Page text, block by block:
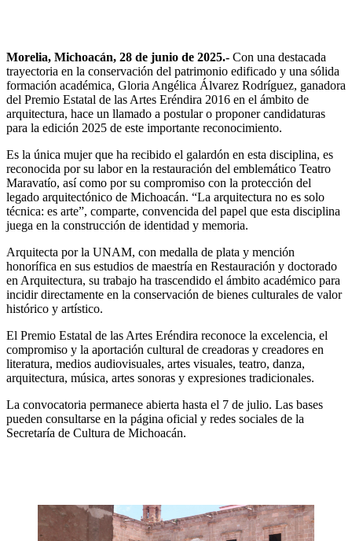
Morelia, Michoacán, 28 de junio de 2025.- Con una destacada
trayectoria en la conservación del patrimonio edificado y una sólida
formación académica, Gloria Angélica Álvarez Rodríguez, ganadora
del Premio Estatal de las Artes Eréndira 2016 en el ámbito de
arquitectura, hace un llamado a postular o proponer candidaturas
para la edición 2025 de este importante reconocimiento.
Es la única mujer que ha recibido el galardón en esta disciplina, es
reconocida por su labor en la restauración del emblemático Teatro
Maravatío, así como por su compromiso con la protección del
legado arquitectónico de Michoacán. “La arquitectura no es solo
técnica: es arte”, comparte, convencida del papel que esta disciplina
juega en la construcción de identidad y memoria.
Arquitecta por la UNAM, con medalla de plata y mención
honorífica en sus estudios de maestría en Restauración y doctorado
en Arquitectura, su trabajo ha trascendido el ámbito académico para
incidir directamente en la conservación de bienes culturales de valor
histórico y artístico.
El Premio Estatal de las Artes Eréndira reconoce la excelencia, el
compromiso y la aportación cultural de creadoras y creadores en
literatura, medios audiovisuales, artes visuales, teatro, danza,
arquitectura, música, artes sonoras y expresiones tradicionales.
La convocatoria permanece abierta hasta el 7 de julio. Las bases
pueden consultarse en la página oficial y redes sociales de la
Secretaría de Cultura de Michoacán.